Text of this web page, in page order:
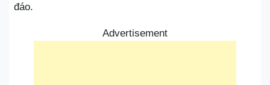
đáo.
Advertisement